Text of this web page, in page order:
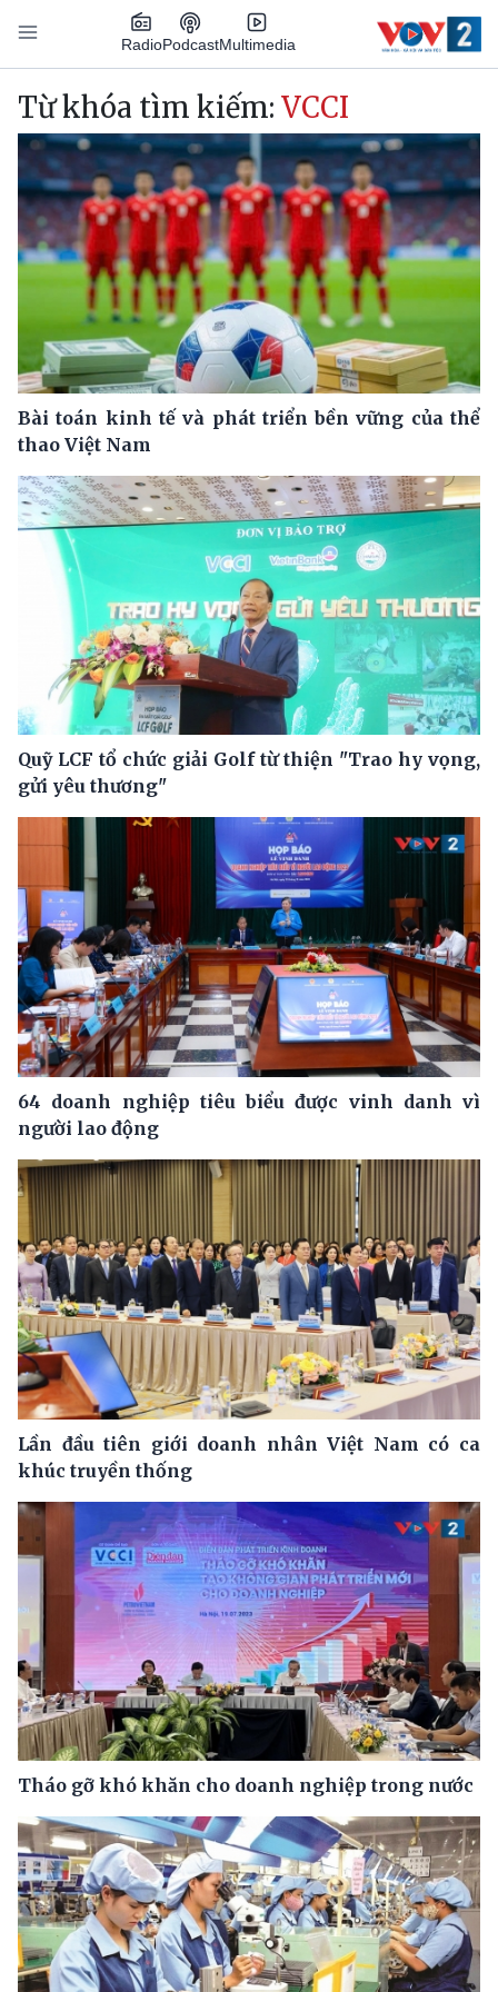
Nhảy đến nội dung
RadioPodcastMultimedia
Main navigation
Từ khóa tìm kiếm: VCCI
Bài toán kinh tế và phát triển bền vững của thể
thao Việt Nam
Quỹ LCF tổ chức giải Golf từ thiện "Trao hy vọng,
gửi yêu thương"
64 doanh nghiệp tiêu biểu được vinh danh vì
người lao động
Lần đầu tiên giới doanh nhân Việt Nam có ca
khúc truyền thống
Tháo gỡ khó khăn cho doanh nghiệp trong nước